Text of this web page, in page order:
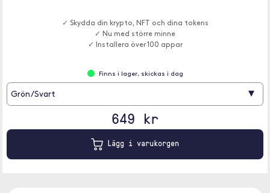
✓ Skydda din krypto, NFT och dina tokens
✓ Nu med större minne
✓ Installera över 100 appar
Finns i lager, skickas i dag
Grön/Svart ▾
649 kr
Lägg i varukorgen